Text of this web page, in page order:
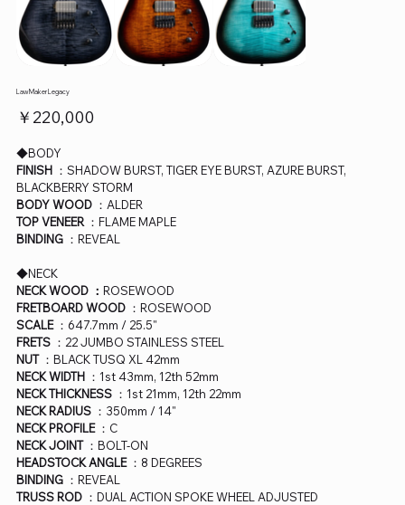
Law Maker Legacy
価
格
￥220,000
◆BODY
FINISH：SHADOW BURST, TIGER EYE BURST, AZURE BURST,
BLACKBERRY STORM
BODY WOOD：ALDER
TOP VENEER：FLAME MAPLE
BINDING：REVEAL
◆NECK
NECK WOOD ： ROSEWOOD
FRETBOARD WOOD：ROSEWOOD
SCALE：647.7mm / 25.5"
FRETS：22 JUMBO STAINLESS STEEL
NUT：BLACK TUSQ XL 42mm
NECK WIDTH：1st 43mm, 12th 52mm
NECK THICKNESS：1st 21mm, 12th 22mm
NECK RADIUS：350mm / 14"
NECK PROFILE：C
NECK JOINT：BOLT-ON
HEADSTOCK ANGLE：8 DEGREES
BINDING：REVEAL
TRUSS ROD：DUAL ACTION SPOKE WHEEL ADJUSTED